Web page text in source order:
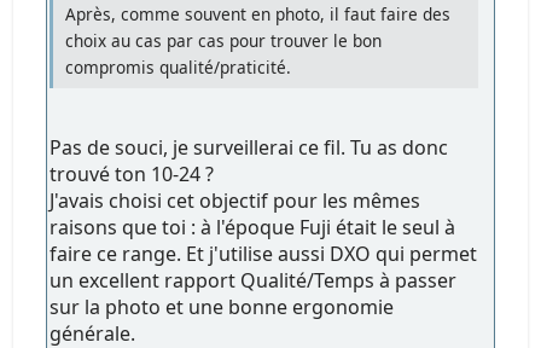
Après, comme souvent en photo, il faut faire des
choix au cas par cas pour trouver le bon
compromis qualité/praticité.
Pas de souci, je surveillerai ce fil. Tu as donc
trouvé ton 10-24 ?
J'avais choisi cet objectif pour les mêmes
raisons que toi : à l'époque Fuji était le seul à
faire ce range. Et j'utilise aussi DXO qui permet
un excellent rapport Qualité/Temps à passer
sur la photo et une bonne ergonomie
générale.